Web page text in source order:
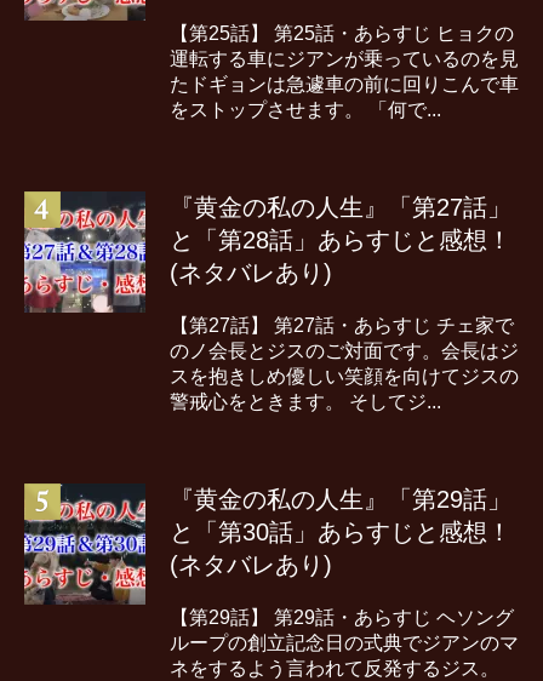
【第25話】 第25話・あらすじ ヒョクの
運転する車にジアンが乗っているのを見
たドギョンは急遽車の前に回りこんで車
をストップさせます。 「何で...
『黄金の私の人生』「第27話」
と「第28話」あらすじと感想！
(ネタバレあり)
【第27話】 第27話・あらすじ チェ家で
のノ会長とジスのご対面です。会長はジ
スを抱きしめ優しい笑顔を向けてジスの
警戒心をときます。 そしてジ...
『黄金の私の人生』「第29話」
と「第30話」あらすじと感想！
(ネタバレあり)
【第29話】 第29話・あらすじ ヘソング
ループの創立記念日の式典でジアンのマ
ネをするよう言われて反発するジス。